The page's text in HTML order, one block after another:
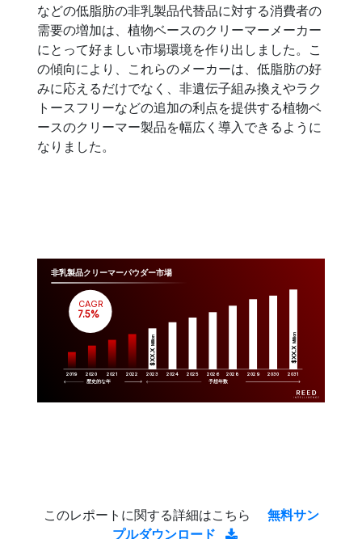
などの低脂肪の非乳製品代替品に対する消費者の
需要の増加は、植物ベースのクリーマーメーカー
にとって好ましい市場環境を作り出しました。こ
の傾向により、これらのメーカーは、低脂肪の好
みに応えるだけでなく、非遺伝子組み換えやラク
トースフリーなどの追加の利点を提供する植物ベ
ースのクリーマー製品を幅広く導入できるように
なりました。
非乳製品クリーマーパウダー市場
2019 2020 2021 2022 2023 2024 2025 2026 2028 2029 2030 2031
$XX.X
Million
$XX.X
Million
CAGR
7.5%
歴史的な年 予想年数
このレポートに関する詳細はこちら
無料サン
プルダウンロード